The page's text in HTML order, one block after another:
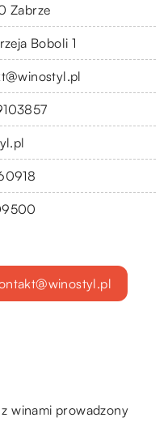
Zabrze
Boboli 1
winami prowadzony